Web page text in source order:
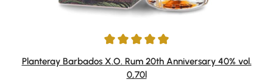
Durchschnittliche Bewertung von 4.91 von 5 Sternen
Planteray Barbados X.O. Rum 20th Anniversary 40% vol.
0,70l